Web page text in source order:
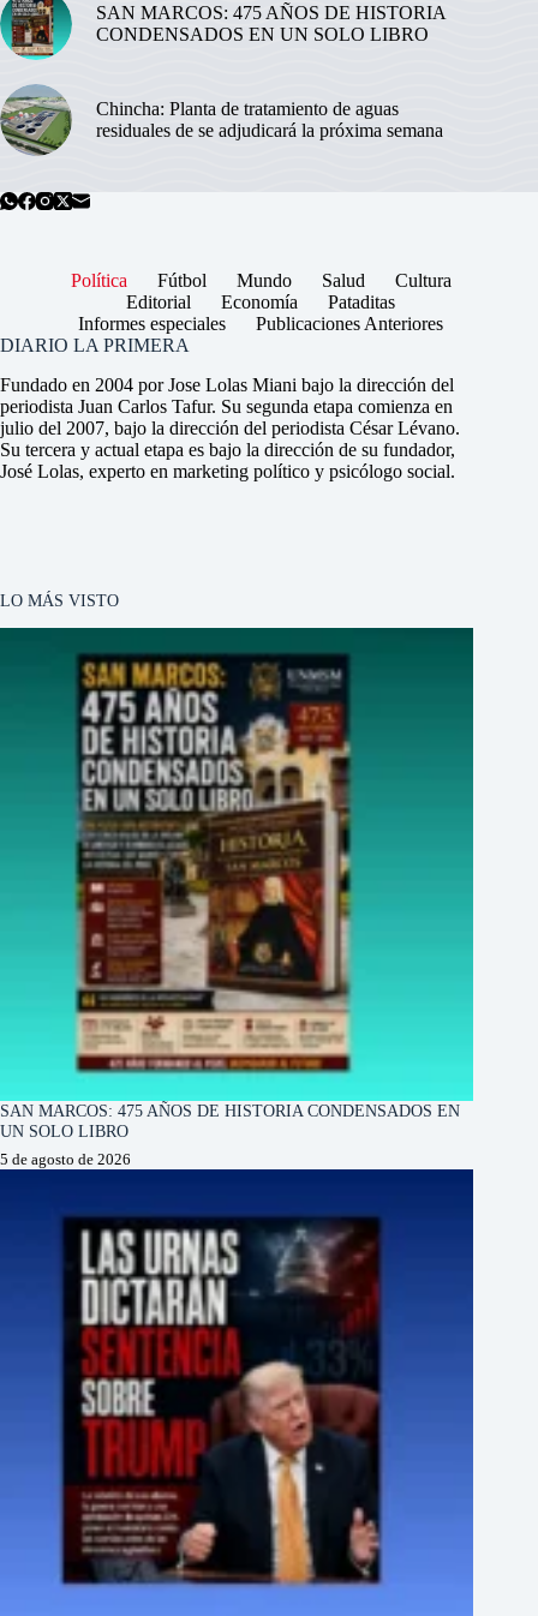
SAN MARCOS: 475 AÑOS DE HISTORIA
CONDENSADOS EN UN SOLO LIBRO
Chincha: Planta de tratamiento de aguas
residuales de se adjudicará la próxima semana
Política Fútbol Mundo Salud
Cultura
Editorial
Economía
Pataditas
Informes especiales
Publicaciones Anteriores
DIARIO LA PRIMERA
Fundado en 2004 por Jose Lolas Miani bajo la dirección del
periodista Juan Carlos Tafur. Su segunda etapa comienza en
julio del 2007, bajo la dirección del periodista César Lévano.
Su tercera y actual etapa es bajo la dirección de su fundador,
José Lolas, experto en marketing político y psicólogo social.
LO MÁS VISTO
SAN MARCOS: 475 AÑOS DE HISTORIA CONDENSADOS EN
UN SOLO LIBRO
5 de agosto de 2026